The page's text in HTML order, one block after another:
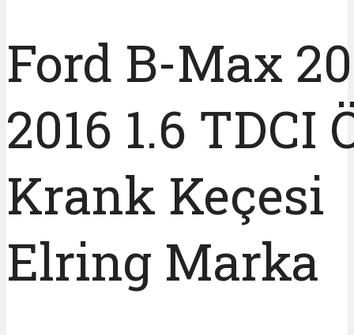
Ford B-Max
2016 1.6 TDCI
Krank Keçesi
Elring Marka